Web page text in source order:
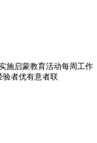
施启蒙教育活动每周工作
验者优有意者联